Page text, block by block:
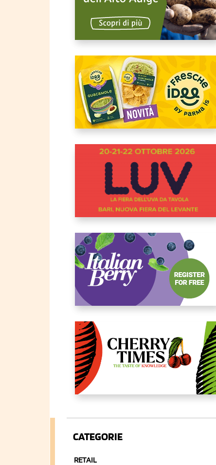
CATEGORIE
RETAIL